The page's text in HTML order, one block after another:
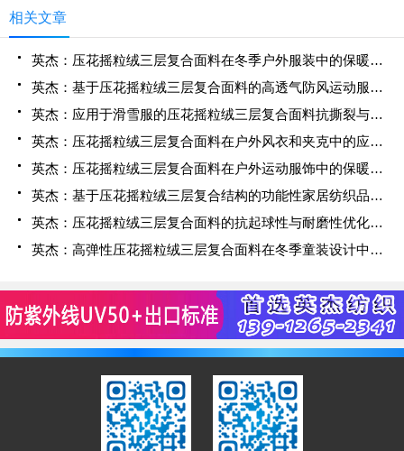
相关文章
英杰：压花摇粒绒三层复合面料在冬季户外服装中的保暖性能优化研究
英杰：基于压花摇粒绒三层复合面料的高透气防风运动服饰开发
英杰：应用于滑雪服的压花摇粒绒三层复合面料抗撕裂与耐磨性提升技术
英杰：压花摇粒绒三层复合面料在户外风衣和夹克中的应用与性能
英杰：压花摇粒绒三层复合面料在户外运动服饰中的保暖与透气性能研究
英杰：基于压花摇粒绒三层复合结构的功能性家居纺织品开发与应用
英杰：压花摇粒绒三层复合面料的抗起球性与耐磨性优化技术分析
英杰：高弹性压花摇粒绒三层复合面料在冬季童装设计中的应用实践